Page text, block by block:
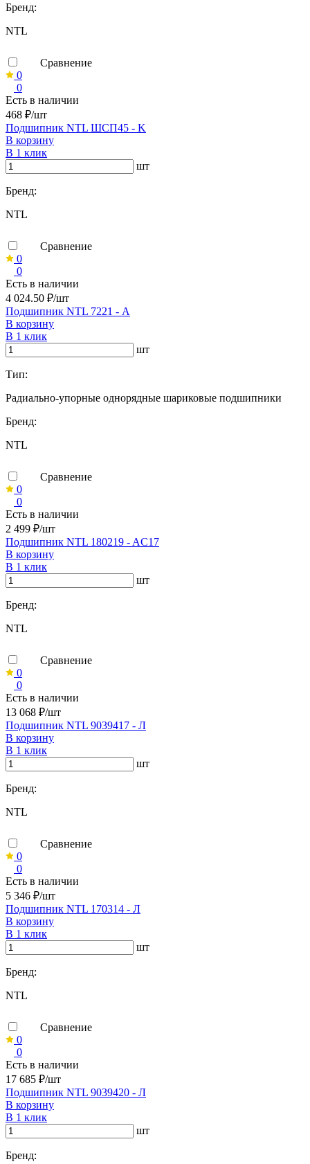
Бренд:
NTL
Сравнение
0
0
Есть в наличии
468 ₽/шт
Подшипник NTL ШСП45 - K
В корзину
В 1 клик
шт
Бренд:
NTL
Сравнение
0
0
Есть в наличии
4 024.50 ₽/шт
Подшипник NTL 7221 - А
В корзину
В 1 клик
шт
Тип:
Радиально-упорные однорядные шариковые подшипники
Бренд:
NTL
Сравнение
0
0
Есть в наличии
2 499 ₽/шт
Подшипник NTL 180219 - AC17
В корзину
В 1 клик
шт
Бренд:
NTL
Сравнение
0
0
Есть в наличии
13 068 ₽/шт
Подшипник NTL 9039417 - Л
В корзину
В 1 клик
шт
Бренд:
NTL
Сравнение
0
0
Есть в наличии
5 346 ₽/шт
Подшипник NTL 170314 - Л
В корзину
В 1 клик
шт
Бренд:
NTL
Сравнение
0
0
Есть в наличии
17 685 ₽/шт
Подшипник NTL 9039420 - Л
В корзину
В 1 клик
шт
Бренд: